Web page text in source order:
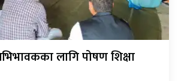
लागि पोषण शिक्षा